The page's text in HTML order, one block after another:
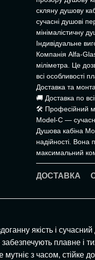
скляну душову
сучасні душові
мінімалістичну
Індивідуальне
Компанія Alfa-
міліметра. Це
всі особливості
Доставка та
🚚 Доставка по
🛠 Професійний
Model-C —
Душова кабіна
надійності. Вона
максимальний
ДОСТАВКА
якість і
плавне і
з часом, стійке